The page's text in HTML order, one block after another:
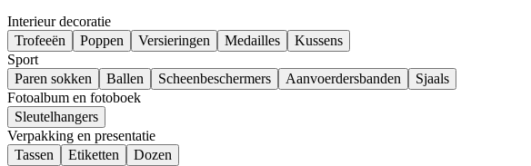
Interieur decoratie
Trofeeën
Poppen Versieringen Medailles
Kussens
Sport
Paren sokken
Ballen Scheenbeschermers Aanvoerdersbanden
Sjaals
Fotoalbum en fotoboek
Sleutelhangers
Verpakking en presentatie
Tassen
Etiketten
Dozen